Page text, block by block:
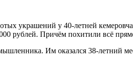
украшений у 40-летней
рублей. Причём похитили всё
Им оказался 38-летний